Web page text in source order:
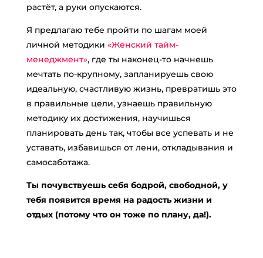
растёт, а руки опускаются.
Я предлагаю тебе пройти по шагам моей
личной методики «Женский тайм-
менеджмент», где ты наконец-то начнешь
мечтать по-крупному, запланируешь свою
идеальную, счастливую жизнь, превратишь это
в правильные цели, узнаешь правильную
методику их достижения, научишься
планировать день так, чтобы все успевать и не
уставать, избавишься от лени, откладывания и
самосаботажа.
Ты почувствуешь себя бодрой, свободной, у
тебя появится время на радость жизни и
отдых (потому что он тоже по плану, да!).